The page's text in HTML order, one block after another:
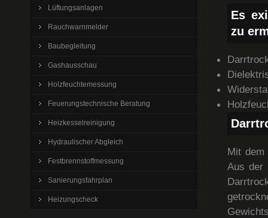
Es
zu
Mit dem
Aus der
Lüftungsanlagen
Rauchwarnmelder
Baubegleitung
Gashausschau
Holzfeuchtemessung
Feuerungstechnische Beratung
Heizkesselreinigung
Hydraulischer Abgleich
Festbrennstoffmessung
Sanierungsfahrplan
Heizungscheck